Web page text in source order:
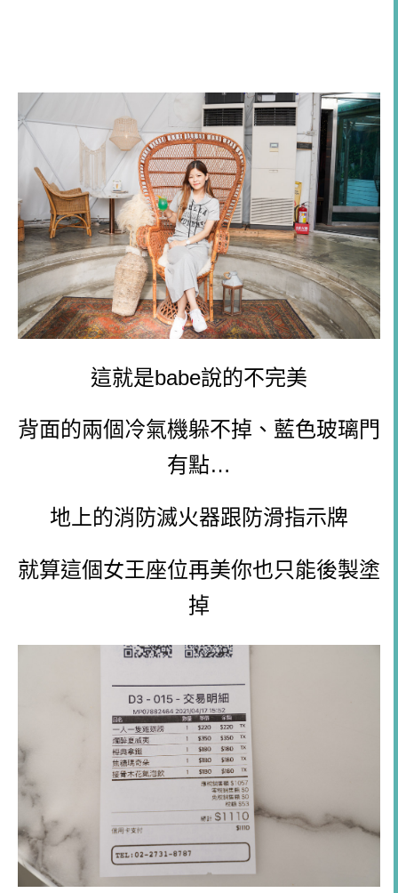
這就是babe說的不完美
背面的兩個冷氣機躲不掉、藍色玻璃門
有點…
地上的消防滅火器跟防滑指示牌
就算這個女王座位再美你也只能後製塗
掉